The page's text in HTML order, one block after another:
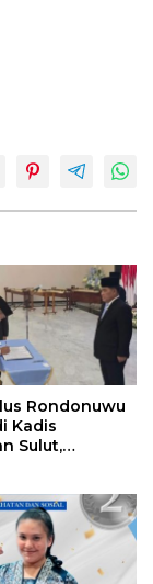
Rondonuwu
Kadis
Sulut,